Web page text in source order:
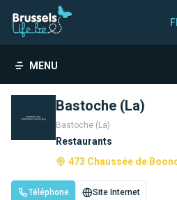
MENU
Bastoche (La)
Bastoche (La)
Restaurants
473 Chaussée de
Téléphone Site Internet